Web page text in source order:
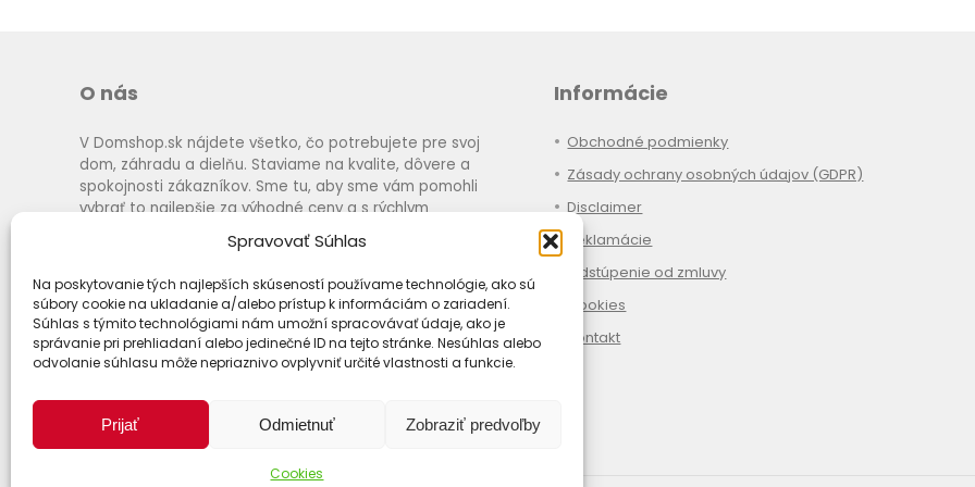
Spravovať Súhlas
Na poskytovanie tých najlepších skúseností používame technológie, ako sú
súbory cookie na ukladanie a/alebo prístup k informáciám o zariadení.
Súhlas s týmito technológiami nám umožní spracovávať údaje, ako je
správanie pri prehliadaní alebo jedinečné ID na tejto stránke. Nesúhlas alebo
odvolanie súhlasu môže nepriaznivo ovplyvniť určité vlastnosti a funkcie.
Prijať Odmietnuť Zobraziť predvoľby
Cookies
O nás
V Domshop.sk nájdete všetko, čo potrebujete pre svoj
dom, záhradu a dielňu. Staviame na kvalite, dôvere a
spokojnosti zákazníkov. Sme tu, aby sme vám pomohli
vybrať to najlepšie za výhodné ceny a s rýchlym
Informácie
Obchodné podmienky
Zásady ochrany osobných údajov (GDPR)
Disclaimer
Reklamácie
Odstúpenie od zmluvy
Cookies
Kontakt